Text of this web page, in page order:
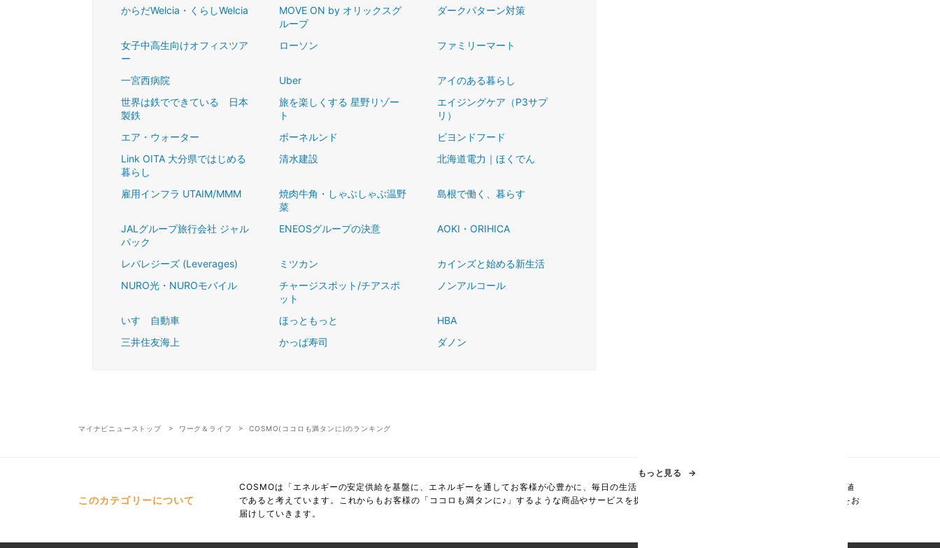
からだWelcia・くらしWelcia
MOVE ON by オリックスグ
ループ
ダークパターン対策
女子中高生向けオフィスツア
ー
ローソン ファミリーマート
一宮西病院 Uber
アイのある暮らし
世界は鉄でできている 日本
製鉄
旅を楽しくする 星野リゾー
ト
エイジングケア（P3サプ
リ）
エア・ウォーター
ボーネルンド
ビヨンドフード
Link OITA 大分県ではじめる
暮らし
清水建設 北海道電力｜ほくでん
雇用インフラ UTAIM/MMM
焼肉牛角・しゃぶしゃぶ温野
菜
島根で働く、暮らす
JALグループ旅行会社 ジャル
パック
ENEOSグループの決意 AOKI・ORIHICA
レバレジーズ (Leverages) ミツカン
カインズと始める新生活
NURO光・NUROモバイル
チャージスポット/チアスポ
ット
ノンアルコール
いすゞ自動車 ほっともっと
HBA
三井住友海上
かっぱ寿司 ダノン
もっと見る
マイナビニューストップ ワーク＆ライフ COSMO(ココロも満タンに)のランキング
このカテゴリーについて
COSMOは「エネルギーの安定供給を基盤に、エネルギーを通してお客様が心豊かに、毎日の生活を送れること」がお客様に提供することのできる価値
であると考えています。これからもお客様の「ココロも満タンに♪」するような商品やサービスを提供しながら、様々な取り組みや事業に関する情報をお
届けしていきます。